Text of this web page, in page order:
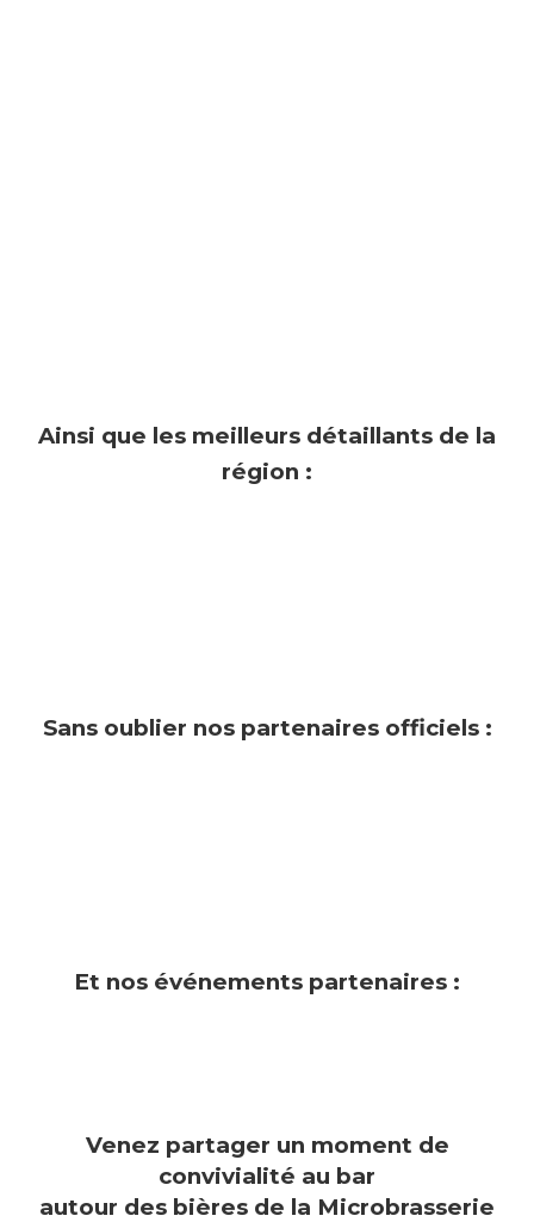
Ainsi que les meilleurs détaillants de la
région :
Sans oublier nos partenaires officiels :
Et nos événements partenaires :
Venez partager un moment de
convivialité au bar
autour des bières de la Microbrasserie